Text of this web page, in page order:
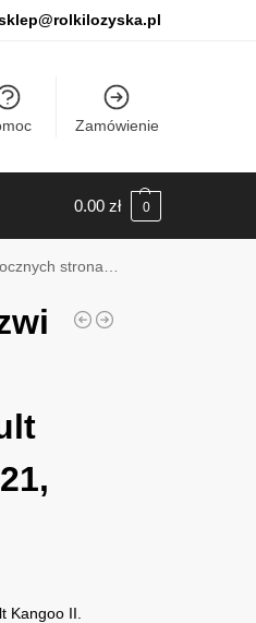
Zamówienie
0.00 zł 0
Kangoo II, 2007-2021, 0112155
Kangoo II.